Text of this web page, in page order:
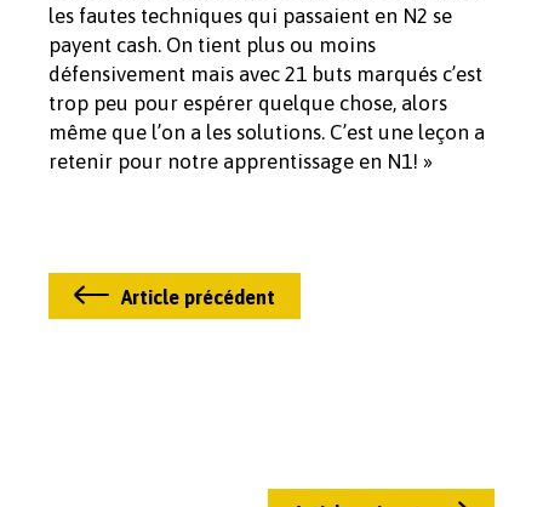
les fautes techniques qui passaient en N2 se
payent cash. On tient plus ou moins
défensivement mais avec 21 buts marqués c’est
trop peu pour espérer quelque chose, alors
même que l’on a les solutions. C’est une leçon a
retenir pour notre apprentissage en N1! »
Article précédent